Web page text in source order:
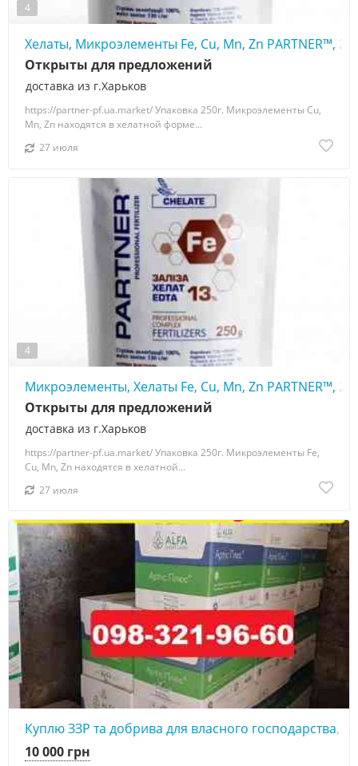
4
Хелаты, Микроэлементы Fe, Cu, Mn, Zn PARTNER™,
доставка из г.Харьков
Открыты для предложений
https://partner-pf.ua.market/ Упаковка 250г. Микроэлементы Cu,
Mn, Zn находятся в хелатной форме...
27 июля
4
Микроэлементы, Хелаты Fe, Cu, Mn, Zn PARTNER™,
доставка из г.Харьков
Открыты для предложений
https://partner-pf.ua.market/ Упаковка 250г. Микроэлементы Fe,
Cu, Mn, Zn находятся в хелатной...
27 июля
Куплю ЗЗР та добрива для власного господарства,
10 000 грн